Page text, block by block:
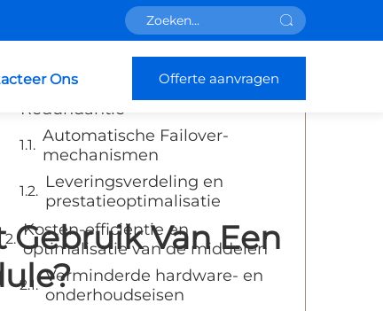
Ons Offerte aanvragen
Van Een
Inhoudsopgave
Verbeterde Betrouwbaarheid en
Redundantie
Automatische Failover-
mechanismen
Leveringsverdeling en
prestatieoptimalisatie
Kosten-efficiëntie en
optimalisatie van de middelen
Verminderde hardware- en
onderhoudseisen